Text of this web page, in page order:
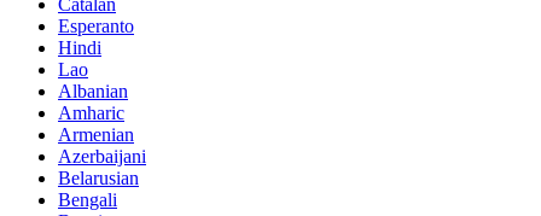
Catalan
Esperanto
Hindi
Lao
Albanian
Amharic
Armenian
Azerbaijani
Belarusian
Bengali